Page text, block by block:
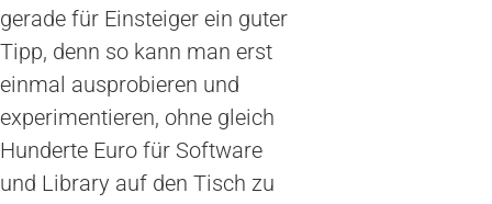
gerade für Einsteiger ein guter
Tipp, denn so kann man erst
einmal ausprobieren und
experimentieren, ohne gleich
Hunderte Euro für Software
und Library auf den Tisch zu